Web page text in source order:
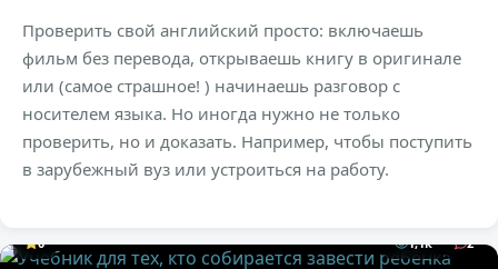
Проверить свой английский просто: включаешь
фильм без перевода, открываешь книгу в оригинале
или (самое страшное! ) начинаешь разговор с
носителем языка. Но иногда нужно не только
проверить, но и доказать. Например, чтобы поступить
в зарубежный вуз или устроиться на работу.
0 1,1к 2